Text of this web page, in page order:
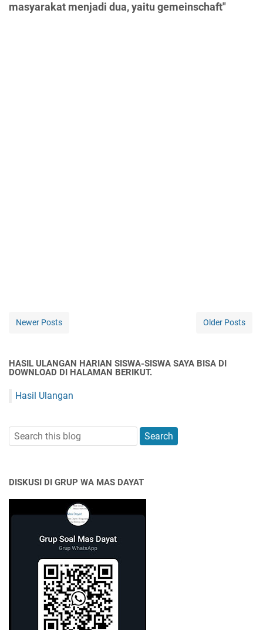
masyarakat menjadi dua, yaitu gemeinschaft"
Newer Posts Older Posts
HASIL ULANGAN HARIAN SISWA-SISWA SAYA BISA DI
DOWNLOAD DI HALAMAN BERIKUT.
Hasil Ulangan
DISKUSI DI GRUP WA MAS DAYAT